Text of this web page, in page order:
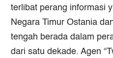
terlibat perang informasi
Negara Timur Ostania
tengah berada dalam
dari satu dekade. Agen